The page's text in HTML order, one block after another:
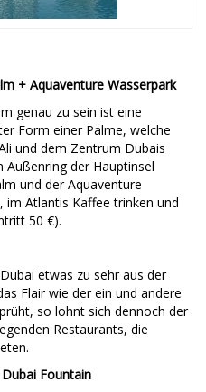
+ Aquaventure Wasserpark
genau zu sein ist eine
Form einer Palme, welche
und dem Zentrum Dubais
Außenring der Hauptinsel
und der Aquaventure
im Atlantis Kaffee trinken und
50 €).
etwas zu sehr aus der
Flair wie der ein und andere
so lohnt sich dennoch der
Restaurants, die
Fountain